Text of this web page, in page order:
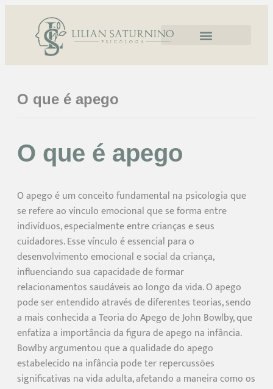
O que é apego
O que é apego
O apego é um conceito fundamental na psicologia que
se refere ao vínculo emocional que se forma entre
indivíduos, especialmente entre crianças e seus
cuidadores. Esse vínculo é essencial para o
desenvolvimento emocional e social da criança,
influenciando sua capacidade de formar
relacionamentos saudáveis ao longo da vida. O apego
pode ser entendido através de diferentes teorias, sendo
a mais conhecida a Teoria do Apego de John Bowlby, que
enfatiza a importância da figura de apego na infância.
Bowlby argumentou que a qualidade do apego
estabelecido na infância pode ter repercussões
significativas na vida adulta, afetando a maneira como os